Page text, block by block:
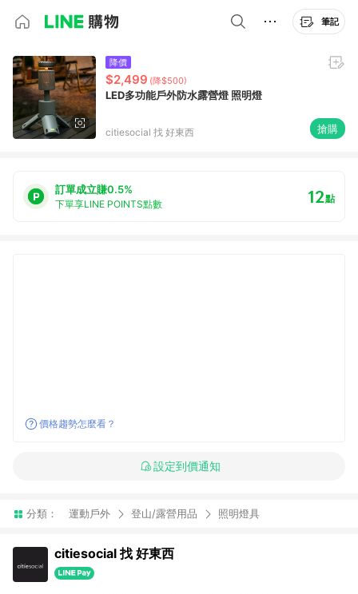
筆記
降價
$2,499 (降$500)
LED多功能戶外防水露營燈 照明燈
citiesocial 找 好東西 搶購
訂單成立賺0.5%
下單享LINE POINTS點數 12點
價格趨勢怎麼看？
設定到價通知
分類： 運動戶外 登山/露營用品 照明燈具
citiesocial 找 好東西